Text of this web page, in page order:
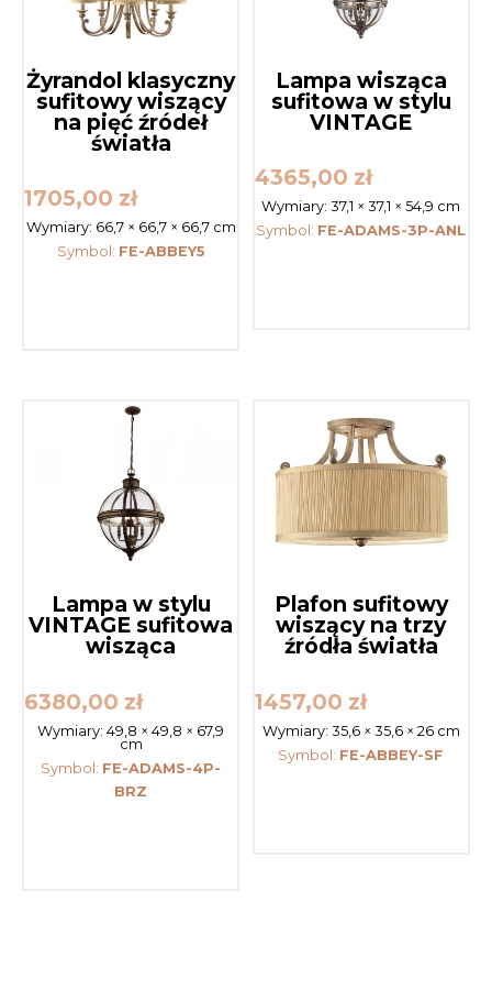
Żyrandol klasyczny
sufitowy wiszący
na pięć źródeł
światła
1705,00 zł
Wymiary: 66,7 × 66,7 × 66,7 cm
Symbol: FE-ABBEY5
Lampa wisząca
sufitowa w stylu
VINTAGE
4365,00 zł
Wymiary:37,1 × 37,1 × 54,9 cm
Symbol: FE-ADAMS-3P-ANL
Lampa w stylu
VINTAGE sufitowa
wisząca
6380,00 zł
Wymiary:49,8 × 49,8 × 67,9
cm
Symbol: FE-ADAMS-4P-
BRZ
Plafon sufitowy
wiszący na trzy
źródła światła
1457,00 zł
Wymiary: 35,6 × 35,6 × 26 cm
Symbol: FE-ABBEY-SF